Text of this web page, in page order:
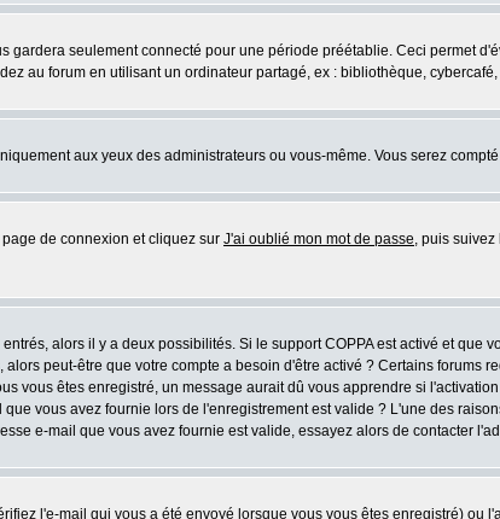
gardera seulement connecté pour une période préétablie. Ceci permet
au forum en utilisant un ordinateur partagé, ex : bibliothèque,
aux yeux des administrateurs ou vous-même. Vous serez
de connexion et cliquez sur J'ai oublié mon mot de passe, puis
alors il y a deux possibilités. Si le support COPPA est activé et que
peut-être que votre compte a besoin d'être activé ? Certains forums
vous êtes enregistré, un message aurait dû vous apprendre si
vous avez fournie lors de l'enregistrement est valide ? L'une des
e-mail que vous avez fournie est valide, essayez alors de contacter
l'e-mail qui vous a été envoyé lorsque vous vous êtes enregistré) ou